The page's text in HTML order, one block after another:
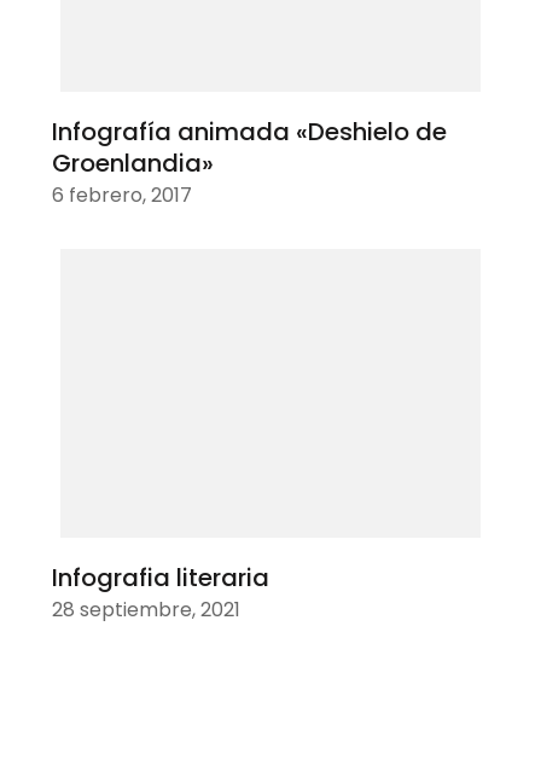
Infografía animada «Deshielo de
Groenlandia»
6 febrero, 2017
Infografia literaria
28 septiembre, 2021